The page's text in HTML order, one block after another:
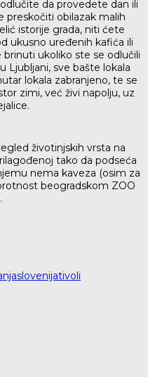
da provedete dan ili
preskočiti obilazak malih
istorije grada, niti ćete
ukusno uređenih kafića ili
ukoliko ste se odlučili
Ljubljani, sve bašte lokala
lokala zabranjeno, te se
zimi, već živi napolju, uz
životinjskih vrsta na
tako da podseća
nema kaveza (osim za
beogradskom ZOO
slovenijativoli